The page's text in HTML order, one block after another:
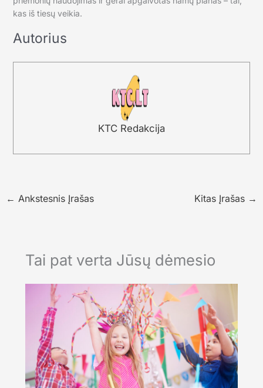
kas iš tiesų veikia.
Autorius
KTC Redakcija
← Ankstesnis Įrašas Kitas Įrašas →
Tai pat verta Jūsų dėmesio